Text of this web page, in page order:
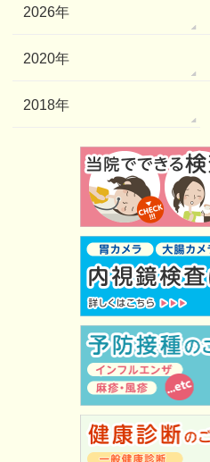
2026年
2020年
2018年